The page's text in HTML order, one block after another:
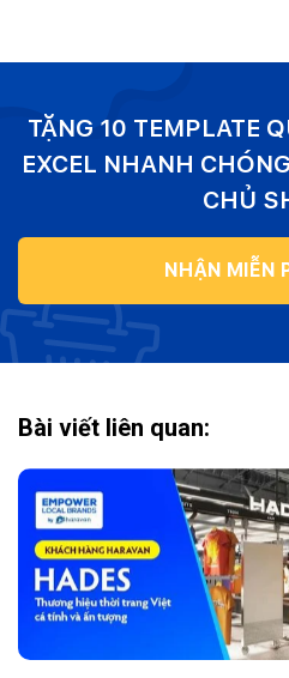
TẶNG 10 TEMPLATE
EXCEL NHANH
CHỦ
NHẬN MIỄN
Bài viết liên quan: